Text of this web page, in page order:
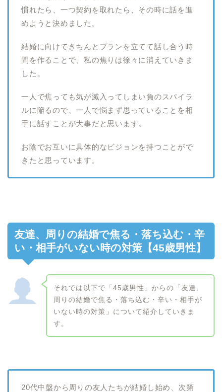
慣れたら、一つ契約を取れたら、その時に話を進
めようと決めました。
結婚に向けてきちんとプランを立てて話し合う時
間を作ることで、私の焦りは徐々に消えていきま
した。
一人で焦っても気が滅入ってしまい負のスパイラ
ルに陥るので、一人で悩まず思っていることを相
手に話すことが大事だと思います。
お陰でお互いに具体的なビジョンを持つことがで
きたと思っています。
友達、周りの結婚で焦る・落ち込む・辛
い・相手がいない時の対策【45歳男性】
それでは以下で「45歳男性」からの「友達、
周りの結婚で焦る・落ち込む・辛い・相手が
いない時の対策」について紹介していきま
す。
20代中盤から周りの友人たちが結婚し始め、次第